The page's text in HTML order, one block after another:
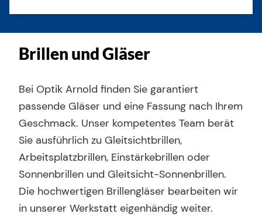
Brillen und Gläser
Bei Optik Arnold finden Sie garantiert
passende Gläser und eine Fassung nach Ihrem
Geschmack. Unser kompetentes Team berät
Sie ausführlich zu Gleitsichtbrillen,
Arbeitsplatzbrillen, Einstärkebrillen oder
Sonnenbrillen und Gleitsicht-Sonnenbrillen.
Die hochwertigen Brillengläser bearbeiten wir
in unserer Werkstatt eigenhändig weiter.